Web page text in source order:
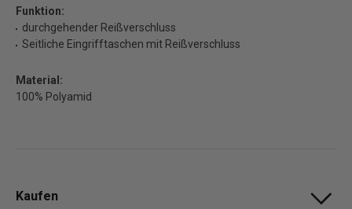
Funktion:
durchgehender Reißverschluss
Seitliche Eingrifftaschen mit Reißverschluss
Material:
100% Polyamid
Kaufen